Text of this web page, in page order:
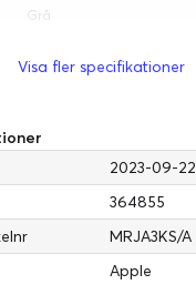
Grå
18 timmar
Grafit rostfritt stål
Visa fler specifikationer
2023-09-22
364855
MRJA3KS/A
Apple